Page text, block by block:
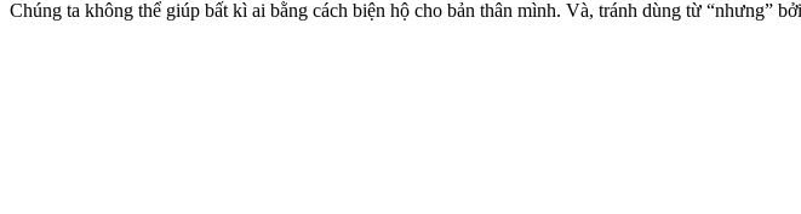
Chúng ta không thể giúp bất kì ai bằng cách biện hộ cho bản thân mình. Và, tránh dùng từ “nhưng”